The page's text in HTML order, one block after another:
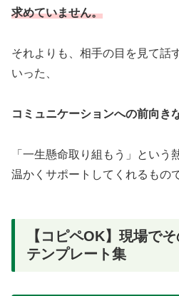
求めていません。
それよりも、相手の目を見て話
いった、
コミュニケーションへの前向き
「一生懸命取り組もう」という
温かくサポートしてくれるもの
【コピペOK】現場で
テンプレート集